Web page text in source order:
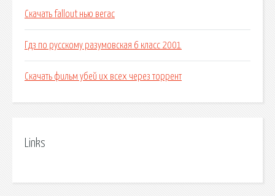
Скачать fallout нью вегас
Гдз по русскому разумовская 6 класс 2001
Скачать фильм убей их всех через торрент
Links